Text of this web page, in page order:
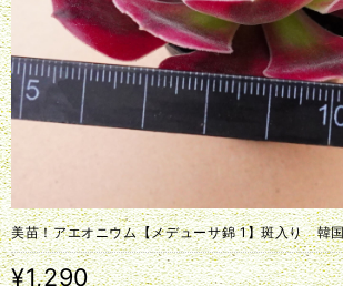
美苗！アエオニウム【メデューサ錦 1】斑入り 韓
¥1,290